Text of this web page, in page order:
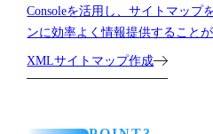
Consoleを活用し、サイトマップ
ンに効率よく情報提供することが
XMLサイトマップ作成